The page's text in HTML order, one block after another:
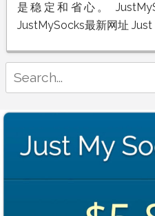
是稳定和省心。
JustMySocks最新网址 Just
for: